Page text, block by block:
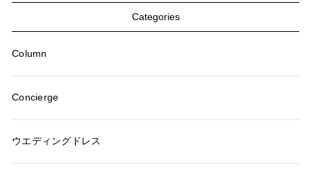
Categories
Column
Concierge
ウエディングドレス